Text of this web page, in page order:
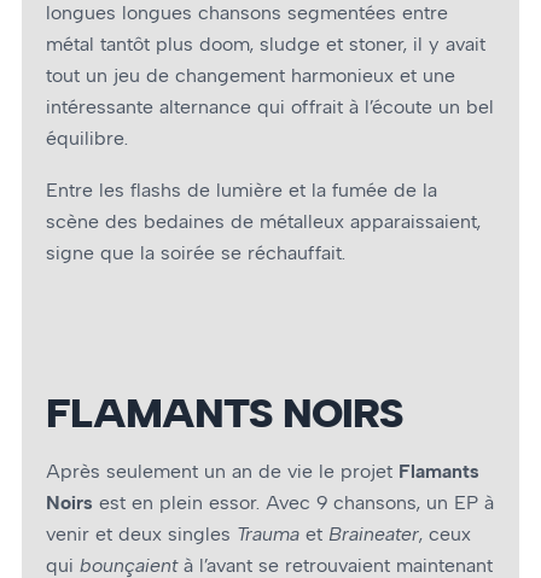
longues longues chansons segmentées entre
métal tantôt plus doom, sludge et stoner, il y avait
tout un jeu de changement harmonieux et une
intéressante alternance qui offrait à l’écoute un bel
équilibre.
Entre les flashs de lumière et la fumée de la
scène des bedaines de métalleux apparaissaient,
signe que la soirée se réchauffait.
FLAMANTS NOIRS
Après seulement un an de vie le projet Flamants
Noirs est en plein essor. Avec 9 chansons, un EP à
venir et deux singles Trauma et Braineater, ceux
qui bounçaientà l’avant se retrouvaient maintenant